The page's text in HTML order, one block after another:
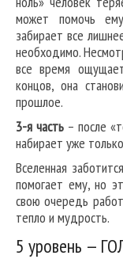
может помочь
забирает все
необходимо.
все время
концов, она
прошлое.
3-я часть– после
набирает уже
Вселенная
помогает ему, но
свою очередь
тепло и мудрость.
5 уровень —